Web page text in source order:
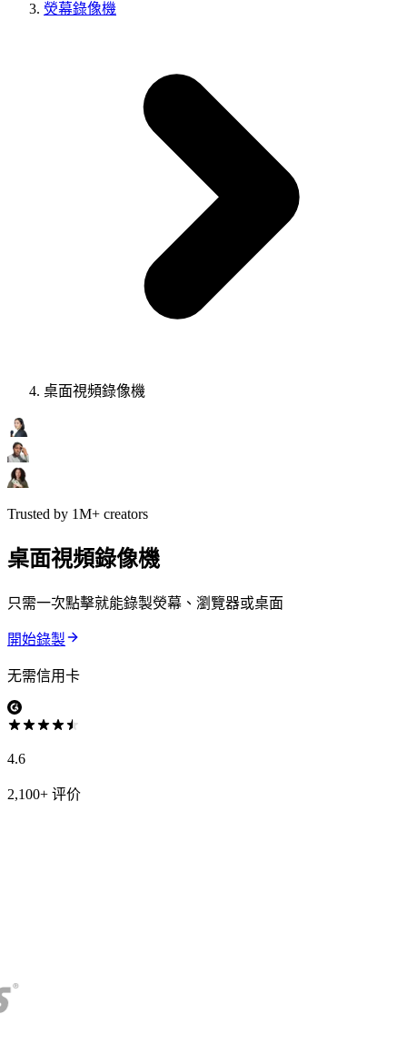
熒幕錄像機
桌面視頻錄像機
Trusted by 1M+ creators
桌面視頻錄像機
只需一次點擊就能錄製熒幕、瀏覽器或桌面
開始錄製
无需信用卡
4.6
2,100+ 评价